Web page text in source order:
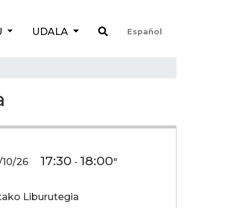
UDALA Español
26
17:30 - 18:00"
Liburutegia